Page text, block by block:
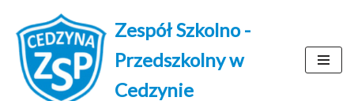
Przejdź
do
treści
Zespół Szkolno -
Przedszkolny w
Cedzynie